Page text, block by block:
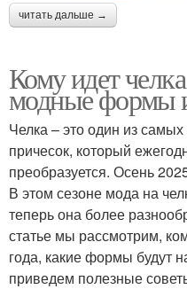
читать дальше →
Кому идет
модные формы
Челка – это один из
причесок, который
преобразуется. Осень
В этом сезоне мода на
теперь она более
статье мы рассмотрим,
года, какие формы будут
приведем полезные